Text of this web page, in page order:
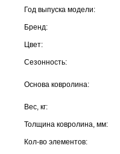
Год выпуска модели:
Бренд:
Цвет:
Сезонность:
Основа ковролина:
Вес, кг:
Толщина ковролина, мм:
Кол-во элементов: